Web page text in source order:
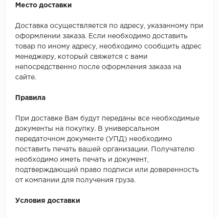
Место доставки
Доставка осуществляется по адресу, указанному при
оформлении заказа. Если необходимо доставить
товар по иному адресу, необходимо сообщить адрес
менеджеру, который свяжется с вами
непосредственно после оформления заказа на
сайте.
Правила
При доставке Вам будут переданы все необходимые
документы на покупку. В универсальном
передаточном документе (УПД) необходимо
поставить печать вашей организации. Получателю
необходимо иметь печать и документ,
подтверждающий право подписи или доверенность
от компании для получения груза.
Условия доставки